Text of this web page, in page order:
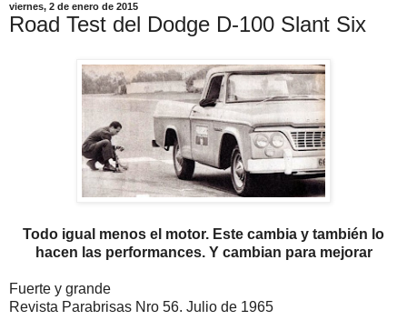
viernes, 2 de enero de 2015
Road Test del Dodge D-100 Slant Six
Todo igual menos el motor. Este cambia y también lo
hacen las performances. Y cambian para mejorar
Fuerte y grande
Revista Parabrisas Nro 56. Julio de 1965